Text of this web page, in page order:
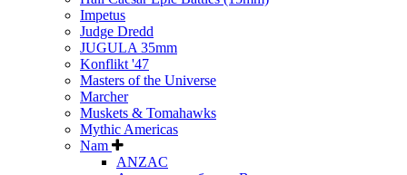
Impetus
Judge Dredd
JUGULA 35mm
Konflikt '47
Masters of the Universe
Marcher
Muskets & Tomahawks
Mythic Americas
Nam
ANZAC